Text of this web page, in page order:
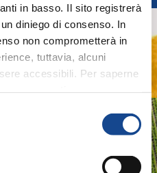
in basso. Il sito registrerà
diniego di consenso. In
non comprometterà in
tuttavia, alcuni
accessibili. Per saperne
for Agricultural
Farming